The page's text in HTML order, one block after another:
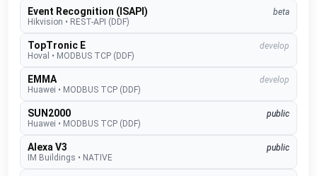
Event Recognition (ISAPI)
beta
Hikvision • REST-API (DDF)
TopTronic E
develop
Hoval • MODBUS TCP (DDF)
EMMA
develop
Huawei • MODBUS TCP (DDF)
SUN2000
public
Huawei • MODBUS TCP (DDF)
Alexa V3
public
IM Buildings • NATIVE